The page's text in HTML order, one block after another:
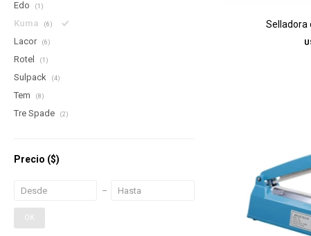
Selladora
Edo (1)
Kuma (6)
Lacor (6)
Rotel (1)
Sulpack (4)
Tem (8)
Tre Spade (2)
Precio ($)
OK